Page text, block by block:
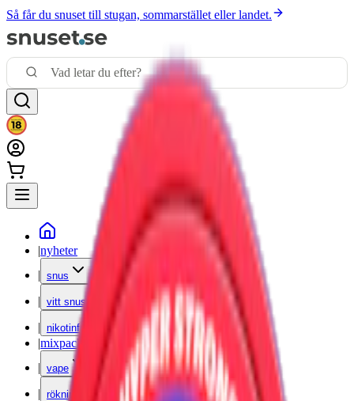
Så får du snuset till stugan, sommarstället eller landet.
|nyheter
| snus
| vitt snus
| nikotinfritt
|mixpack
| vape
| rökning